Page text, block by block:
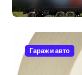
Гараж и авто